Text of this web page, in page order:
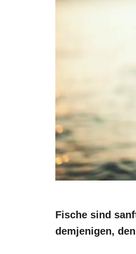
Fische sind
demjenigen,